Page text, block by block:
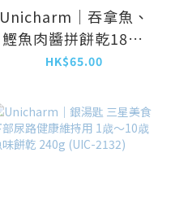
Unicharm｜吞拿魚、
鰹魚肉醬拼餅乾180g
(UIC-0549)
HK$65.00